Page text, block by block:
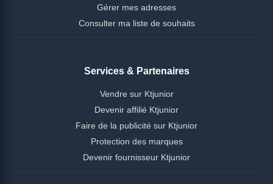
Gérer mes adresses
Consulter ma liste de souhaits
Services & Partenaires
Vendre sur Ktjunior
Devenir affilié Ktjunior
Faire de la publicité sur Ktjunior
Protection des marques
Devenir fournisseur Ktjunior